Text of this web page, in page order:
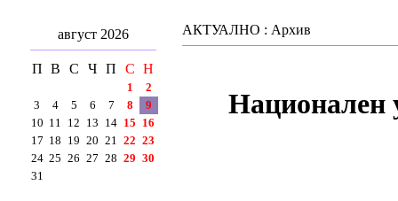
август 2026
П В С Ч П С Н
1
2
3
4 5 6 7 8
9
10 11 12 13 14 15 16
17 18 19 20 21 22 23
24 25 26 27 28 29 30
31
АКТУАЛНО : Архив
Национален